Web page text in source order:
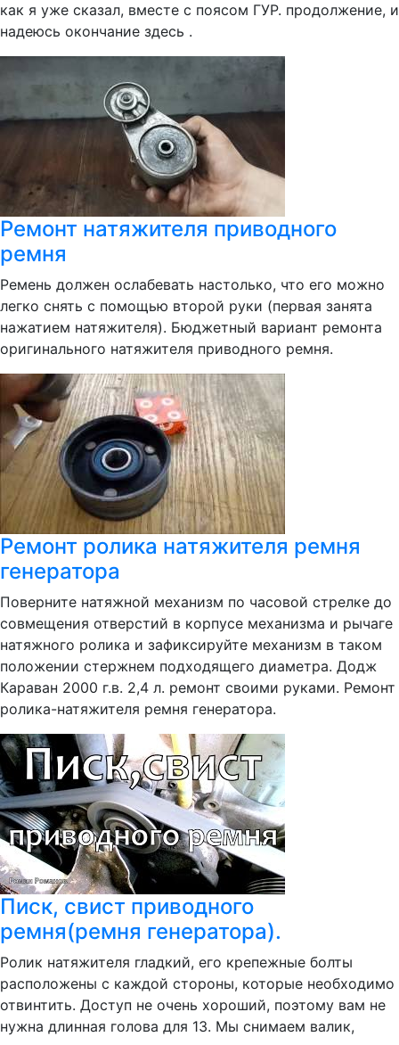
как я уже сказал, вместе с поясом ГУР. продолжение, и
надеюсь окончание здесь .
Ремонт натяжителя приводного
ремня
Ремень должен ослабевать настолько, что его можно
легко снять с помощью второй руки (первая занята
нажатием натяжителя). Бюджетный вариант ремонта
оригинального натяжителя приводного ремня.
Ремонт ролика натяжителя ремня
генератора
Поверните натяжной механизм по часовой стрелке до
совмещения отверстий в корпусе механизма и рычаге
натяжного ролика и зафиксируйте механизм в таком
положении стержнем подходящего диаметра. Додж
Караван 2000 г.в. 2,4 л. ремонт своими руками. Ремонт
ролика-натяжителя ремня генератора.
Писк, свист приводного
ремня(ремня генератора).
Ролик натяжителя гладкий, его крепежные болты
расположены с каждой стороны, которые необходимо
отвинтить. Доступ не очень хороший, поэтому вам не
нужна длинная голова для 13. Мы снимаем валик,